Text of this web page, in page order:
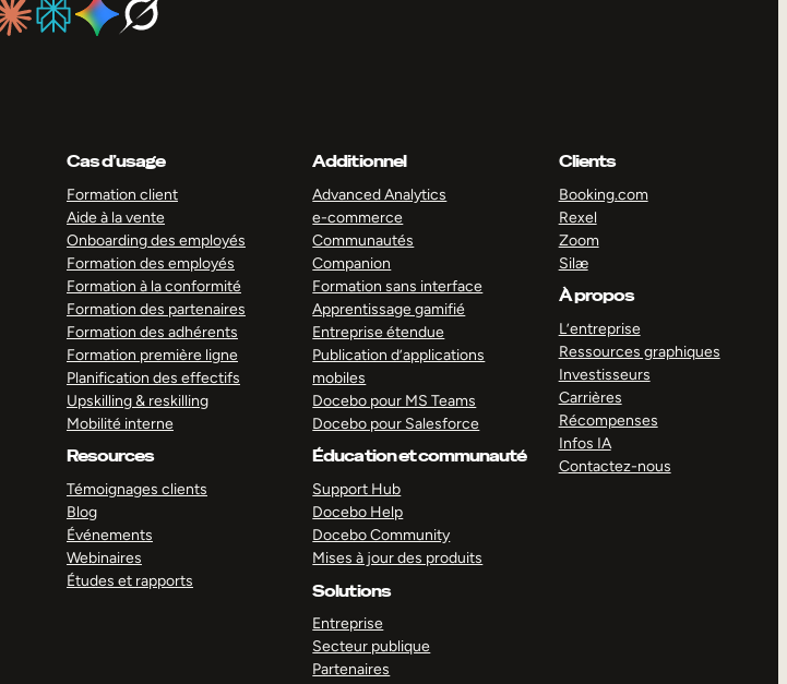
Cas d’usage
Formation client
Aide à la vente
Onboarding des employés
Formation des employés
Formation à la conformité
Formation des partenaires
Formation des adhérents
Formation première ligne
Planification des effectifs
Upskilling & reskilling
Mobilité interne
Resources
Témoignages clients
Blog
Événements
Webinaires
Études et rapports
Additionnel
Advanced Analytics
e-commerce
Communautés
Companion
Formation sans interface
Apprentissage gamifié
Entreprise étendue
Publication d’applications
mobiles
Docebo pour MS Teams
Docebo pour Salesforce
Éducation et communauté
Support Hub
Docebo Help
Docebo Community
Mises à jour des produits
Solutions
Entreprise
Secteur publique
Partenaires
Clients
Booking.com
Rexel
Zoom
Silæ
À propos
L’entreprise
Ressources graphiques
Investisseurs
Carrières
Récompenses
Infos IA
Contactez-nous